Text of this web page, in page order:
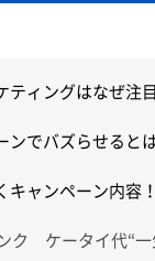
ティングはなぜ注
ンでバズらせると
キャンペーン内容
ク ケータイ代“一